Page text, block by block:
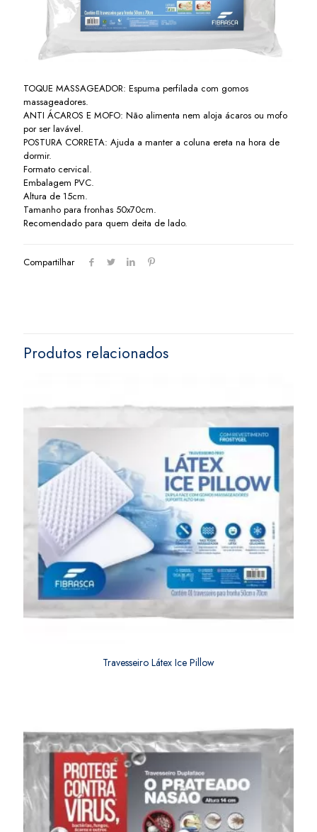
TOQUE MASSAGEADOR: Espuma perfilada com gomos
massageadores.
ANTI ÁCAROS E MOFO: Não alimenta nem aloja ácaros ou mofo
por ser lavável.
POSTURA CORRETA: Ajuda a manter a coluna ereta na hora de
dormir.
Formato cervical.
Embalagem PVC.
Altura de 15cm.
Tamanho para fronhas 50x70cm.
Recomendado para quem deita de lado.
Compartilhar
Produtos relacionados
Travesseiro Látex Ice Pillow